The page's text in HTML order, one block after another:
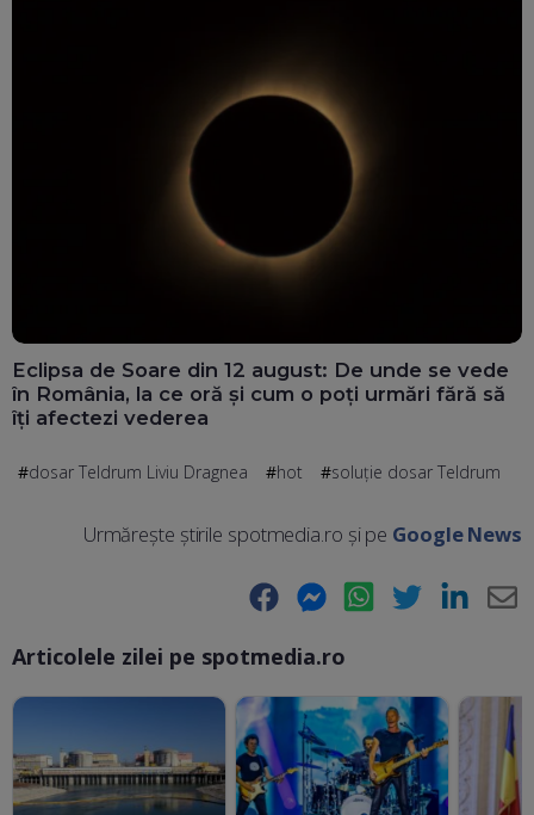
Eclipsa de Soare din 12 august: De unde se vede
în România, la ce oră și cum o poți urmări fără să
îți afectezi vederea
dosar Teldrum Liviu Dragnea hot soluție dosar Teldrum
Urmărește știrile spotmedia.ro și pe Google News
Facebook Messenger WhatsApp Twitter LinkedIn
Articolele zilei pe spotmedia.ro